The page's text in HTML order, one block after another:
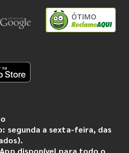
ÓTIMO
segunda a sexta-feira, das
disponível para todo o